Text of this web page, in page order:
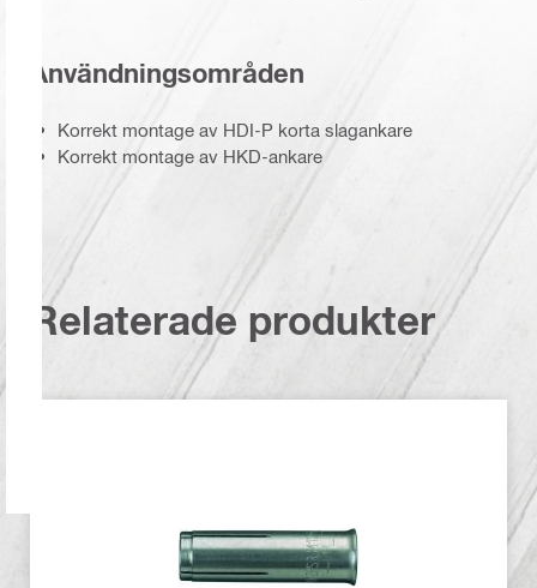
Användningsområden
Korrekt montage av HDI-P korta slagankare
Korrekt montage av HKD-ankare
Relaterade produkter